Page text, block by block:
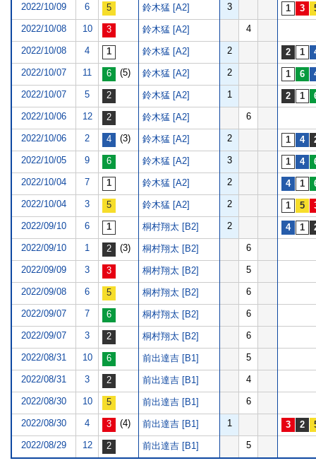
2022/10/09 6 鈴木猛 [A2] 3
2022/10/08 10 鈴木猛 [A2] 4
2022/10/08 4 鈴木猛 [A2] 2
2022/10/07 11 (5) 鈴木猛 [A2] 2
2022/10/07 5 鈴木猛 [A2] 1
2022/10/06 12 鈴木猛 [A2] 6
2022/10/06 2 (3) 鈴木猛 [A2] 2
2022/10/05 9 鈴木猛 [A2] 3
2022/10/04 7 鈴木猛 [A2] 2
2022/10/04 3 鈴木猛 [A2] 2
2022/09/10 6 桐村翔太 [B2] 2
2022/09/10 1 (3) 桐村翔太 [B2] 6
2022/09/09 3 桐村翔太 [B2] 5
2022/09/08 6 桐村翔太 [B2] 6
2022/09/07 7 桐村翔太 [B2] 6
2022/09/07 3 桐村翔太 [B2] 6
2022/08/31 10 前出達吉 [B1] 5
2022/08/31 3 前出達吉 [B1] 4
2022/08/30 10 前出達吉 [B1] 6
2022/08/30 4 (4) 前出達吉 [B1] 1
2022/08/29 12 前出達吉 [B1] 5